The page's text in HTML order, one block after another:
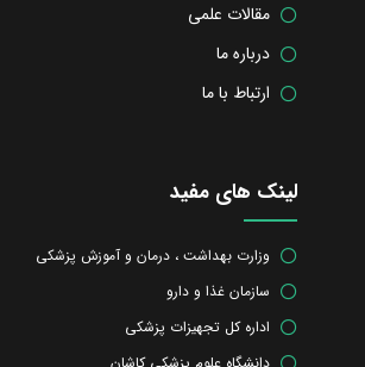
مقالات علمی
درباره ما
ارتباط با ما
لینک های مفید
وزارت بهداشت ، درمان و آموزش پزشکی
سازمان غذا و دارو
اداره کل تجهیزات پزشکی